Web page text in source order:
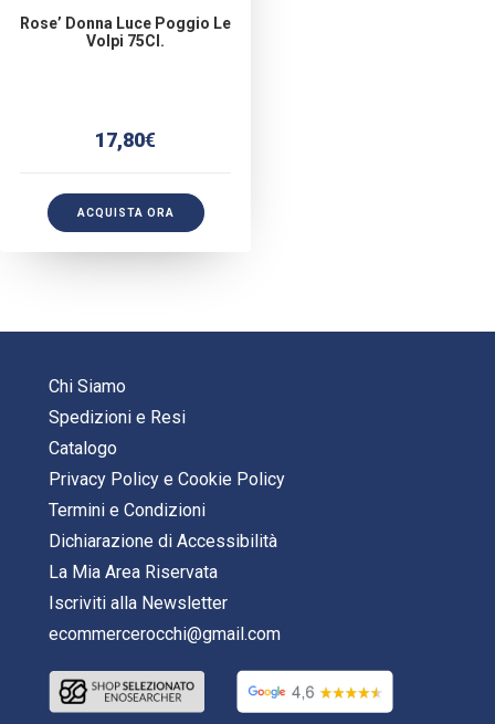
Rose’ Donna Luce Poggio Le
Volpi 75Cl.
17,80€
ACQUISTA ORA
Chi Siamo
Spedizioni e Resi
Catalogo
Privacy Policy e Cookie Policy
Termini e Condizioni
Dichiarazione di Accessibilità
La Mia Area Riservata
Iscriviti alla Newsletter
ecommercerocchi@gmail.com